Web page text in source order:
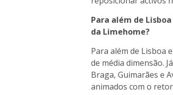
Para além de
da Limehome?
Para além de Lisboa
de média dimensão.
Braga, Guimarães e
animados com o